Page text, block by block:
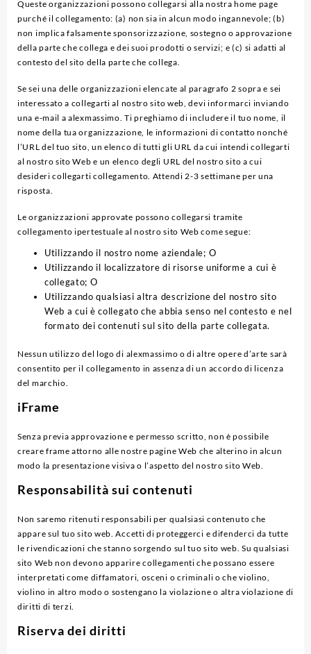
Queste organizzazioni possono collegarsi alla nostra home page
purché il collegamento: (a) non sia in alcun modo ingannevole; (b)
non implica falsamente sponsorizzazione, sostegno o approvazione
della parte che collega e dei suoi prodotti o servizi; e (c) si adatti al
contesto del sito della parte che collega.
Se sei una delle organizzazioni elencate al paragrafo 2 sopra e sei
interessato a collegarti al nostro sito web, devi informarci inviando
una e-mail a alexmassimo. Ti preghiamo di includere il tuo nome, il
nome della tua organizzazione, le informazioni di contatto nonché
l’URL del tuo sito, un elenco di tutti gli URL da cui intendi collegarti
al nostro sito Web e un elenco degli URL del nostro sito a cui
desideri collegarti collegamento. Attendi 2-3 settimane per una
risposta.
Le organizzazioni approvate possono collegarsi tramite
collegamento ipertestuale al nostro sito Web come segue:
Utilizzando il nostro nome aziendale; O
Utilizzando il localizzatore di risorse uniforme a cui è
collegato; O
Utilizzando qualsiasi altra descrizione del nostro sito
Web a cui è collegato che abbia senso nel contesto e nel
formato dei contenuti sul sito della parte collegata.
Nessun utilizzo del logo di alexmassimo o di altre opere d’arte sarà
consentito per il collegamento in assenza di un accordo di licenza
del marchio.
iFrame
Senza previa approvazione e permesso scritto, non è possibile
creare frame attorno alle nostre pagine Web che alterino in alcun
modo la presentazione visiva o l’aspetto del nostro sito Web.
Responsabilità sui contenuti
Non saremo ritenuti responsabili per qualsiasi contenuto che
appare sul tuo sito web. Accetti di proteggerci e difenderci da tutte
le rivendicazioni che stanno sorgendo sul tuo sito web. Su qualsiasi
sito Web non devono apparire collegamenti che possano essere
interpretati come diffamatori, osceni o criminali o che violino,
violino in altro modo o sostengano la violazione o altra violazione di
diritti di terzi.
Riserva dei diritti